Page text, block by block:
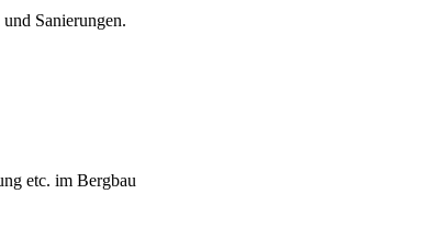
Sanierungen.
etc. im Bergbau